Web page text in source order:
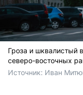
Гроза и шквалистый
северо-восточных
Источник: Иван